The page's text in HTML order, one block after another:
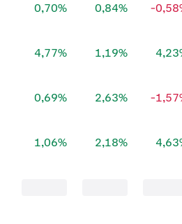
0,70% 0,84% -
4,77% 1,19%
0,69% 2,63% -
1,06% 2,18%